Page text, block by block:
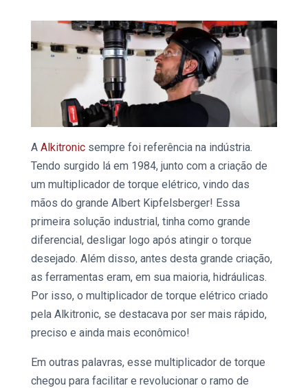
A Alkitronicsempre foi referência na indústria.
Tendo surgido lá em 1984, junto com a criação de
um multiplicador de torque elétrico, vindo das
mãos do grande Albert Kipfelsberger! Essa
primeira solução industrial,tinha como grande
diferencial, desligar logo após atingir o torque
desejado. Além disso, antes desta grande criação,
as ferramentas eram, em sua maioria, hidráulicas.
Por isso, o multiplicador de torque elétrico criado
pela Alkitronic, se destacava por ser mais rápido,
preciso e ainda mais econômico!
Em outras palavras, esse multiplicador de torque
chegou para facilitar e revolucionar o ramo de